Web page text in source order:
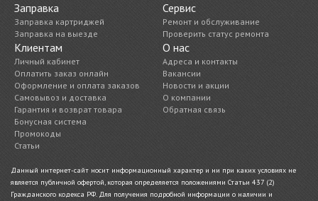
Заправка
Заправка картриджей
Заправка на выезде
Сервис
Ремонт и обслуживание
Проверить статус ремонта
Клиентам
Личный кабинет
Оплатить заказ онлайн
Оформление и оплата заказов
Самовывоз и доставка
Гарантия и возврат товара
Бонусная система
Промокоды
Статьи
О нас
Адреса и контакты
Вакансии
Новости и акции
О компании
Обратная связь
Данный интернет-сайт носит информационный характер и ни при каких условиях не
является публичной офертой, которая определяется положениями Статьи 437 (2)
Гражданского кодекса РФ. Для получения подробной информации о наличии и